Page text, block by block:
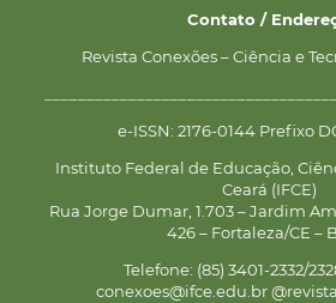
Contato /
Revista Conexões – Ciência e
e-ISSN: 2176-0144 Prefixo
Instituto Federal de Educação,
Ceará (IFCE)
Rua Jorge Dumar, 1.703 – Jardim
426 – Fortaleza/CE –
Telefone: (85) 3401-2332/
conexoes@ifce.edu.br